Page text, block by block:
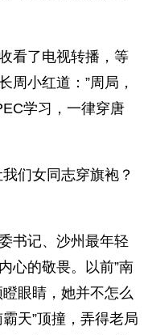
看了电视转播，等
周小红道：”周局，
学习，一律穿唐
们女同志穿旗袍？
书记、沙州最年轻
心的敬畏。以前”南
眼睛，她并不怎么
天”顶撞，弄得老局